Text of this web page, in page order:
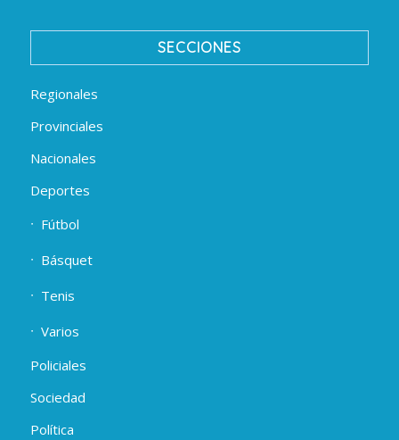
SECCIONES
Regionales
Provinciales
Nacionales
Deportes
Fútbol
Básquet
Tenis
Varios
Policiales
Sociedad
Política